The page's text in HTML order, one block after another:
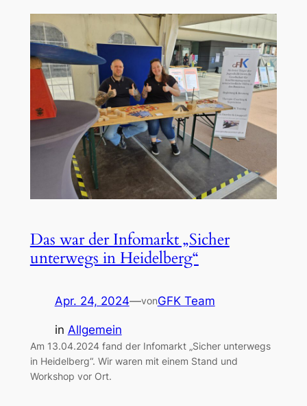
Das war der Infomarkt „Sicher
unterwegs in Heidelberg“
Apr. 24, 2024—vonGFK Team
in Allgemein
Am 13.04.2024 fand der Infomarkt „Sicher unterwegs
in Heidelberg“. Wir waren mit einem Stand und
Workshop vor Ort.